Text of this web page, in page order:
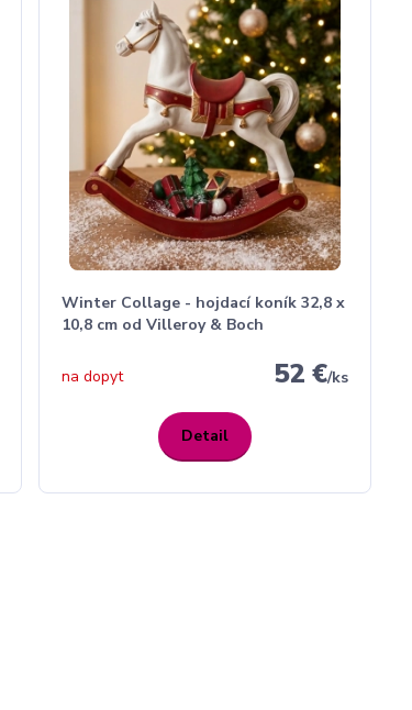
Winter Collage - hojdací koník 32,8 x
10,8 cm od Villeroy & Boch
52 €/ks
na dopyt
Detail